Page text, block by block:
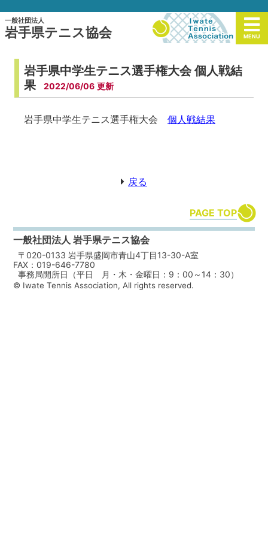
一般社団法人
岩手県テニス協会 MENU
岩手県中学生テニス選手権大会 個人戦結
果
2022/06/06
岩手県中学生テニス選手権大会 個人戦結果
戻る
PAGE TOP
一般社団法人 岩手県テニス協会
〒020-0133 岩手県盛岡市青山4丁目13-30-A室
FAX：019-646-7780
事務局開所日（平日 月・木・金曜日：9：00～14：30）
© Iwate Tennis Association, All rights reserved.